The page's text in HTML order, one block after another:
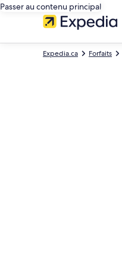
Passer au contenu principal
Forfaits
Expedia.ca